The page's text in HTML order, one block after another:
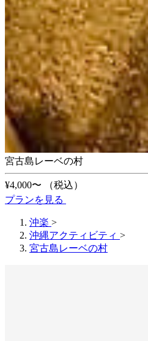
宮古島レーベの村
¥4,000〜
（税込）
プランを見る
沖楽 >
沖縄アクティビティ >
宮古島レーベの村